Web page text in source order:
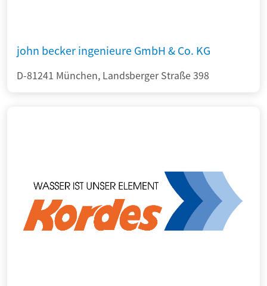
john becker ingenieure GmbH & Co. KG
D-81241 München, Landsberger Straße 398